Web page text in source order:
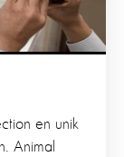
en unik
Animal